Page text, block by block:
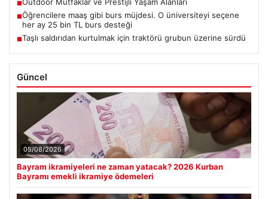
■Outdoor Mutfaklar ve Prestijli Yaşam Alanları
■Öğrencilere maaş gibi burs müjdesi. O üniversiteyi seçene
her ay 25 bin TL burs desteği
■Taşlı saldırıdan kurtulmak için traktörü grubun üzerine sürdü
Güncel
05/08/2026
Bayram ikramiyeleri ne zaman yatacak? 2026 Kurban
Bayramı emekli ikramiye ödemeleri